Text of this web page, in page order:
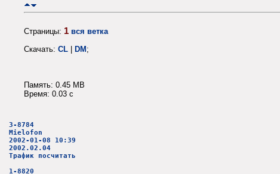
Страницы: 1 вся ветка
Скачать: CL | DM;
Память: 0.45 MB
Время: 0.03 c
3-8784
Mielofon
2002-01-08 10:39
2002.02.04
Трафик посчитать
1-8820